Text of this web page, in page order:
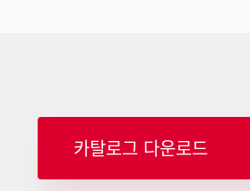
카탈로그 다운로드